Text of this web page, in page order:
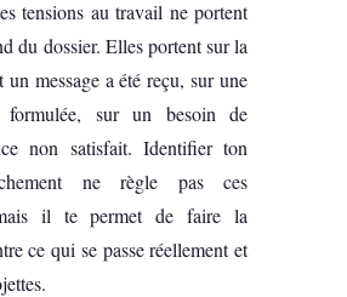
tensions au travail ne portent
du dossier. Elles portent sur la
un message a été reçu, sur une
formulée, sur un besoin de
non satisfait. Identifier ton
ne règle pas ces
il te permet de faire la
ce qui se passe réellement et